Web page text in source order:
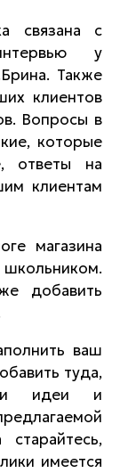
связана с
у
Также
клиентов
Вопросы в
которые
ответы на
клиентам
магазина
добавить
ваш
туда,
идеи и
имеется